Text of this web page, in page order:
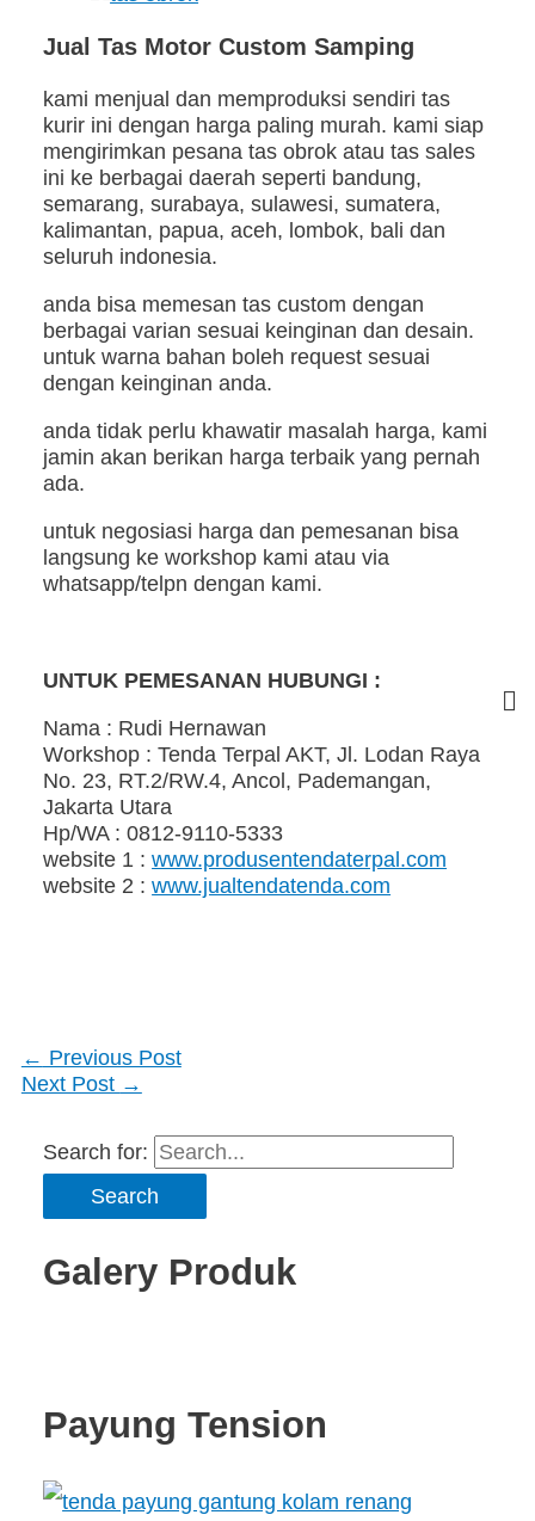
Jual Tas Motor Custom Samping
kami menjual dan memproduksi sendiri tas
kurir ini dengan harga paling murah. kami siap
mengirimkan pesana tas obrok atau tas sales
ini ke berbagai daerah seperti bandung,
semarang, surabaya, sulawesi, sumatera,
kalimantan, papua, aceh, lombok, bali dan
seluruh indonesia.
anda bisa memesan tas custom dengan
berbagai varian sesuai keinginan dan desain.
untuk warna bahan boleh request sesuai
dengan keinginan anda.
anda tidak perlu khawatir masalah harga, kami
jamin akan berikan harga terbaik yang pernah
ada.
untuk negosiasi harga dan pemesanan bisa
langsung ke workshop kami atau via
whatsapp/telpn dengan kami.
UNTUK PEMESANAN HUBUNGI :
Nama : Rudi Hernawan
Workshop : Tenda Terpal AKT, Jl. Lodan Raya
No. 23, RT.2/RW.4, Ancol, Pademangan,
Jakarta Utara
Hp/WA : 0812-9110-5333
website 1 :www.produsentendaterpal.com
website 2 :www.jualtendatenda.com
← Previous Post
Next Post →
Search for:
Galery Produk
Payung Tension